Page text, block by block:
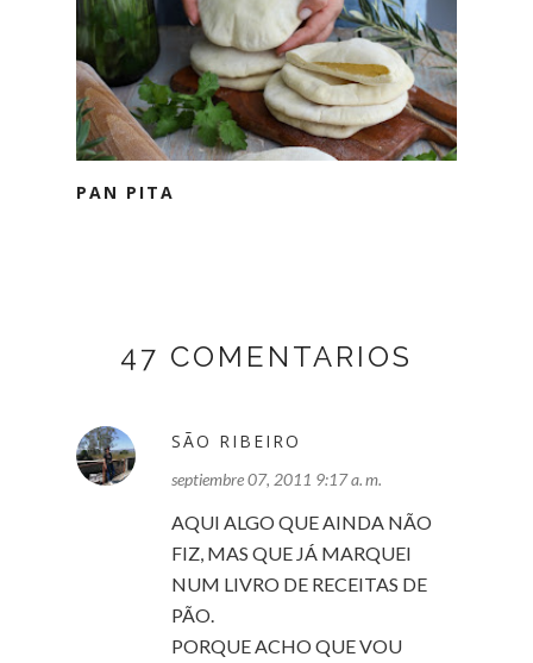
PAN PITA
47 COMENTARIOS
SÃO RIBEIRO
septiembre 07, 2011 9:17 a. m.
AQUI ALGO QUE AINDA NÃO
FIZ, MAS QUE JÁ MARQUEI
NUM LIVRO DE RECEITAS DE
PÃO.
PORQUE ACHO QUE VOU